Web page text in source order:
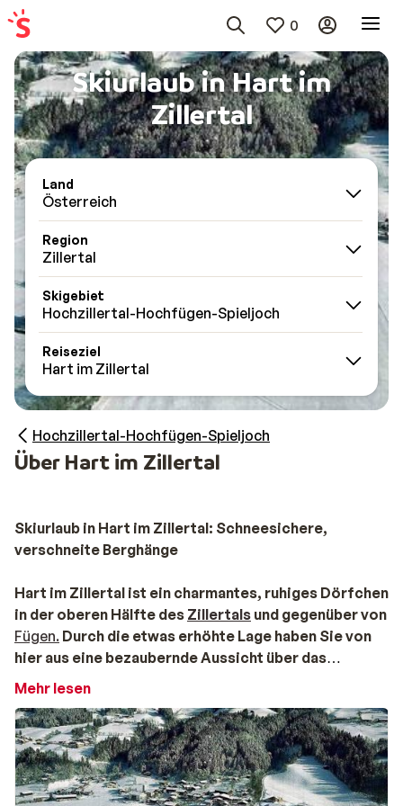
0
Skiurlaub in Hart im
Zillertal
Land
Österreich
Region
Zillertal
Skigebiet
Hochzillertal-Hochfügen-Spieljoch
Reiseziel
Hart im Zillertal
Hochzillertal-Hochfügen-Spieljoch
Über Hart im Zillertal
Skiurlaub in Hart im Zillertal: Schneesichere,
verschneite Berghänge
Hart im Zillertal ist ein charmantes, ruhiges Dörfchen
in der oberen Hälfte des Zillertals und gegenüber von
Fügen. Durch die etwas erhöhte Lage haben Sie von
hier aus eine bezaubernde Aussicht über das
restliche
zwischen November und April recht schneesicher.
Skiurlaub in Hart im Zillertal: Beliebt bei Familien
In Hart im Ziller befinden sich einige schöne Chalets,
Mehr lesen